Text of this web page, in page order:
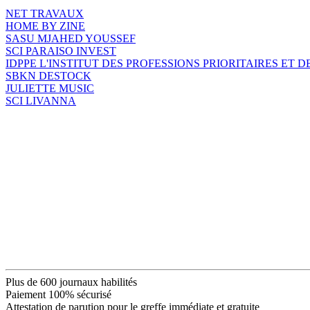
NET TRAVAUX
HOME BY ZINE
SASU MJAHED YOUSSEF
SCI PARAISO INVEST
IDPPE L'INSTITUT DES PROFESSIONS PRIORITAIRES ET
SBKN DESTOCK
JULIETTE MUSIC
SCI LIVANNA
Plus de 600 journaux habilités
Paiement 100% sécurisé
Attestation de parution pour le greffe immédiate et gratuite